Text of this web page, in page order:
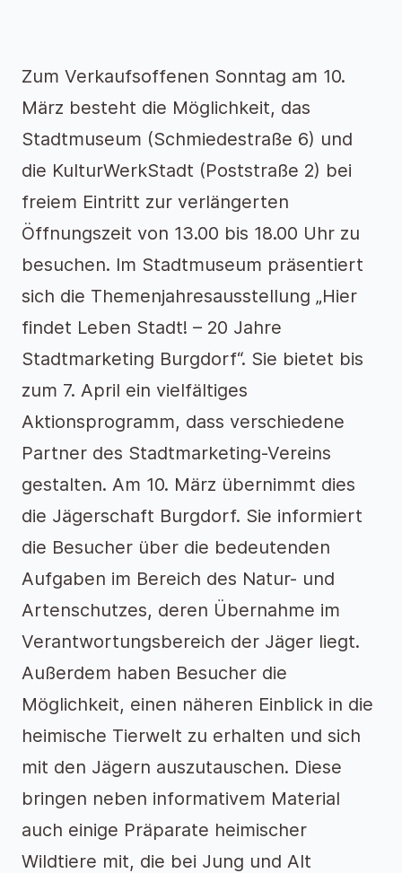
Zum Verkaufsoffenen Sonntag am 10.
März besteht die Möglichkeit, das
Stadtmuseum (Schmiedestraße 6) und
die KulturWerkStadt (Poststraße 2) bei
freiem Eintritt zur verlängerten
Öffnungszeit von 13.00 bis 18.00 Uhr zu
besuchen. Im Stadtmuseum präsentiert
sich die Themenjahresausstellung „Hier
findet Leben Stadt! – 20 Jahre
Stadtmarketing Burgdorf“. Sie bietet bis
zum 7. April ein vielfältiges
Aktionsprogramm, dass verschiedene
Partner des Stadtmarketing-Vereins
gestalten. Am 10. März übernimmt dies
die Jägerschaft Burgdorf. Sie informiert
die Besucher über die bedeutenden
Aufgaben im Bereich des Natur- und
Artenschutzes, deren Übernahme im
Verantwortungsbereich der Jäger liegt.
Außerdem haben Besucher die
Möglichkeit, einen näheren Einblick in die
heimische Tierwelt zu erhalten und sich
mit den Jägern auszutauschen. Diese
bringen neben informativem Material
auch einige Präparate heimischer
Wildtiere mit, die bei Jung und Alt